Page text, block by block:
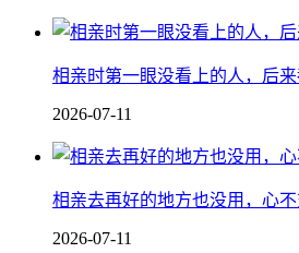
相亲时第一眼没看上的人，后
2026-07-11
相亲去再好的地方也没用，心
2026-07-11